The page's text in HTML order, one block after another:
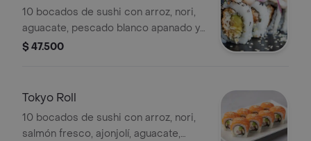
10 bocados de sushi con arroz, nori,
aguacate, pescado blanco apanado y
topping acevichado.
$ 47.500
Tokyo Roll
10 bocados de sushi con arroz, nori,
salmón fresco, ajonjolí, aguacate,